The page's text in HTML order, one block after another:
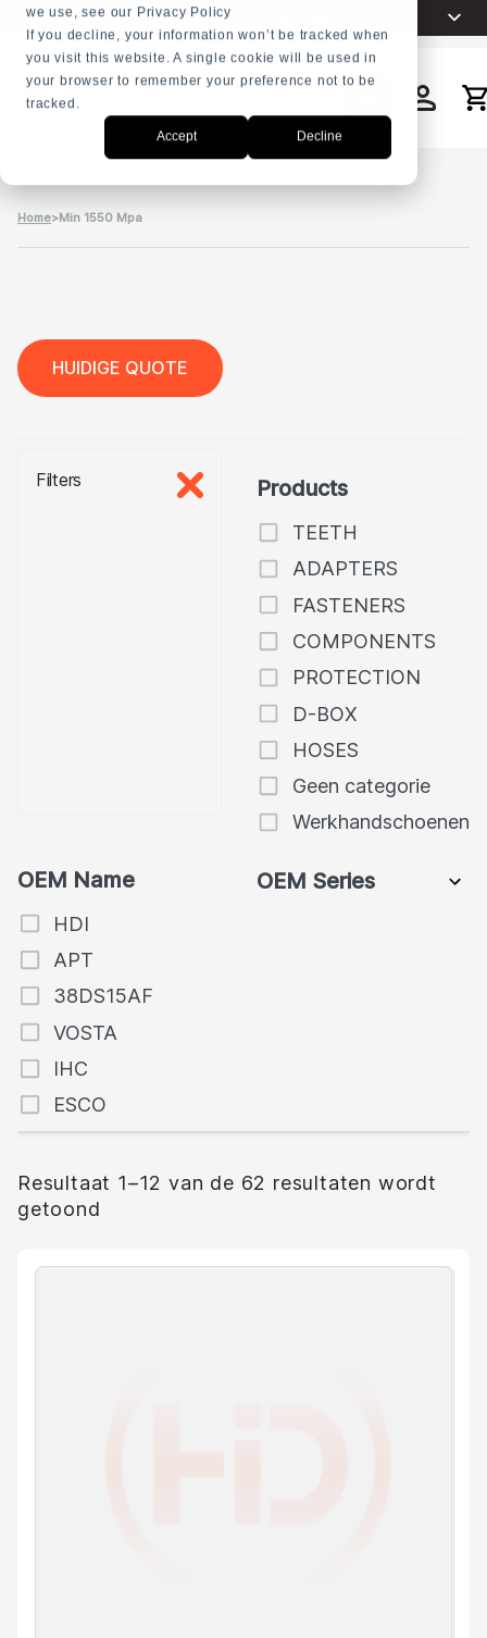
we use, see our Privacy Policy
If you decline, your information won’t be tracked when
you visit this website. A single cookie will be used in
your browser to remember your preference not to be
tracked.
Accept Decline
+31 23 5278282 Kies je taal
English
Français
Home>Min 1550 Mpa
Filters Products
TEETH
ADAPTERS
FASTENERS
COMPONENTS
PROTECTION
D-BOX
HOSES
Geen categorie
Werkhandschoenen
OEM Name
HDI
APT
38DS15AF
VOSTA
IHC
ESCO
OEM Series
HUIDIGE QUOTE
Resultaat 1–12 van de 62 resultaten wordt
getoond